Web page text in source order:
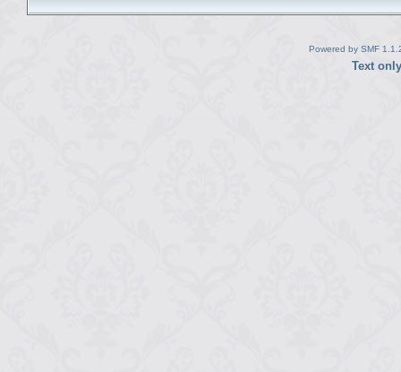
Powered by SMF
Text